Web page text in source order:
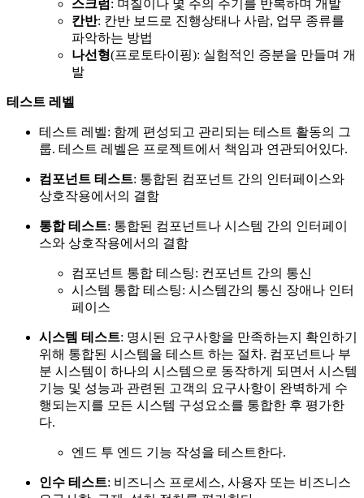
스크럼 : 며칠이나 몇 주의 주기를 반복하며 개발
칸반: 칸반 보드로 진행상태나 사람, 업무 종류를
파악하는 방법
나선형(프로토타이핑): 실험적인 증분을 만들며 개
발
테스트 레벨
테스트 레벨: 함께 편성되고 관리되는 테스트 활동의 그
룹. 테스트 레벨은 프로젝트에서 책임과 연관되어있다.
컴포넌트 테스트: 통합된 컴포넌트 간의 인터페이스와
상호작용에서의 결함
통합 테스트: 통합된 컴포넌트나 시스템 간의 인터페이
스와 상호작용에서의 결함
컴포넌트 통합 테스팅: 컨포넌트 간의 통신
시스템 통합 테스팅: 시스템간의 통신 장애나 인터
페이스
시스템 테스트: 명시된 요구사항을 만족하는지 확인하기
위해 통합된 시스템을 테스트 하는 절차. 컴포넌트나 부
분 시스템이 하나의 시스템으로 동작하게 되면서 시스템
기능 및 성능과 관련된 고객의 요구사항이 완벽하게 수
행되는지를 모든 시스템 구성요소를 통합한 후 평가한
다.
엔드 투 엔드 기능 작성을 테스트한다.
인수 테스트: 비즈니스 프로세스, 사용자 또는 비즈니스